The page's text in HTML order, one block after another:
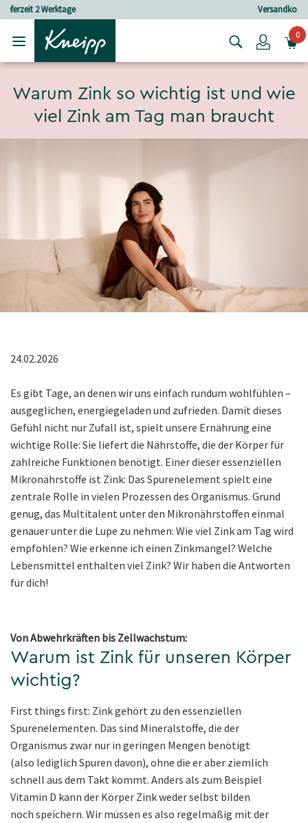
Skip to main content
Skip to footer content
Login0
Warum Zink so wichtig ist und wie
viel Zink am Tag man braucht
24.02.2026
Es gibt Tage, an denen wir uns einfach rundum wohlfühlen –
ausgeglichen, energiegeladen und zufrieden. Damit dieses
Gefühl nicht nur Zufall ist, spielt unsere Ernährung eine
wichtige Rolle: Sie liefert die Nährstoffe, die der Körper für
zahlreiche Funktionen benötigt. Einer dieser essenziellen
Mikronährstoffe ist Zink: Das Spurenelement spielt eine
zentrale Rolle in vielen Prozessen des Organismus. Grund
genug, das Multitalent unter den Mikronährstoffen einmal
genauer unter die Lupe zu nehmen: Wie viel Zink am Tag wird
empfohlen? Wie erkenne ich einen Zinkmangel? Welche
Lebensmittel enthalten viel Zink? Wir haben die Antworten
für dich!
Von Abwehrkräften bis Zellwachstum:
Warum ist Zink für unseren Körper
wichtig?
First things first: Zink gehört zu den essenziellen
Spurenelementen. Das sind Mineralstoffe, die der
Organismus zwar nur in geringen Mengen benötigt
(also lediglich Spuren davon), ohne die er aber ziemlich
schnell aus dem Takt kommt. Anders als zum Beispiel
Vitamin D kann der Körper Zink weder selbst bilden
noch speichern. Wir müssen es also regelmäßig mit der